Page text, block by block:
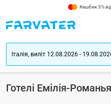
Кешбек 3%
Готелі Емілія-Романья